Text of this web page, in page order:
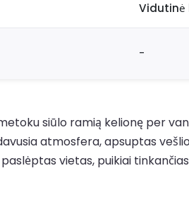
Vidutinė
-
siūlo ramią kelionę per
atmosfera, apsuptas
vietas, puikiai